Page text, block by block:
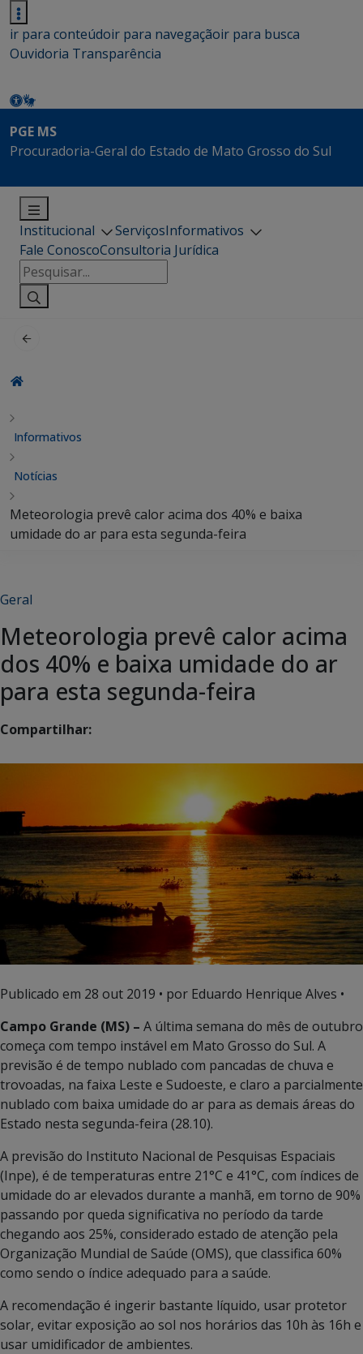
ir para conteúdoir para navegaçãoir para busca
Ouvidoria Transparência
PGE MS
Procuradoria-Geral do Estado de Mato Grosso do Sul
Institucional ServiçosInformativos
Fale ConoscoConsultoria Jurídica
Pesquisar
por:
Informativos
Notícias
Meteorologia prevê calor acima dos 40% e baixa
umidade do ar para esta segunda-feira
Geral
Meteorologia prevê calor acima
dos 40% e baixa umidade do ar
para esta segunda-feira
Compartilhar:
Publicado em 28 out 2019 • por Eduardo Henrique Alves •
Campo Grande (MS) – A última semana do mês de outubro
começa com tempo instável em Mato Grosso do Sul. A
previsão é de tempo nublado com pancadas de chuva e
trovoadas, na faixa Leste e Sudoeste, e claro a parcialmente
nublado com baixa umidade do ar para as demais áreas do
Estado nesta segunda-feira (28.10).
A previsão do Instituto Nacional de Pesquisas Espaciais
(Inpe), é de temperaturas entre 21°C e 41°C, com índices de
umidade do ar elevados durante a manhã, em torno de 90%
passando por queda significativa no período da tarde
chegando aos 25%, considerado estado de atenção pela
Organização Mundial de Saúde (OMS), que classifica 60%
como sendo o índice adequado para a saúde.
A recomendação é ingerir bastante líquido, usar protetor
solar, evitar exposição ao sol nos horários das 10h às 16h e
usar umidificador de ambientes.